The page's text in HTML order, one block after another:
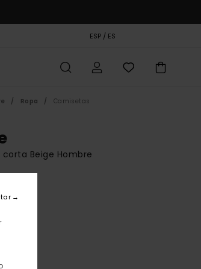
ESP / ES
Ropa Camisetas
Beige Hombre